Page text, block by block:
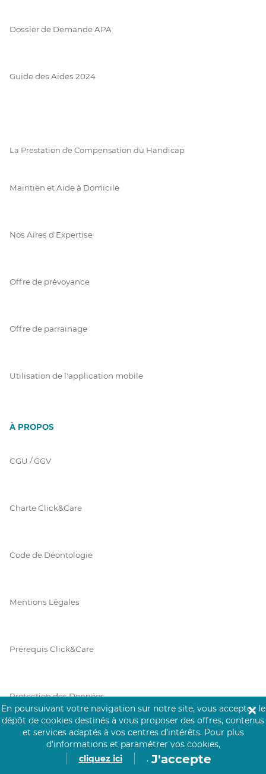
Dossier de Demande APA
Guide des Aides 2024
La Prestation de Compensation du Handicap
Maintien et Aide à Domicile
Nos Aires d'Expertise
Offre de prévoyance
Offre de parrainage
Utilisation de l'application mobile
À PROPOS
CGU / GGV
Charte Click&Care
Code de Déontologie
Mentions Légales
Prérequis Click&Care
Protection des Données
Vie Privée
En poursuivant votre navigation sur notre site, vous acceptez le
dépôt de cookies destinés à vous proposer des offres, contenus
et services adaptés à vos centres d’intérêts. Pour plus
d’informations et paramétrer vos cookies,
cliquez ici
. J'accepte
✕